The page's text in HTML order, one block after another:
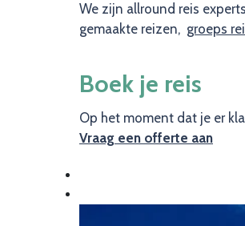
We zijn allround reis
gemaakte reizen, groeps
Boek je reis
Op het moment dat je er
Vraag een offerte aan